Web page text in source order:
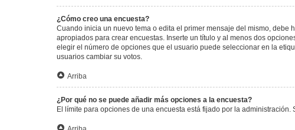
¿Cómo creo una encuesta?
Cuando inicia un nuevo tema o edita el primer mensaje del mismo,
apropiados para crear encuestas. Inserte un título y al menos dos
elegir el número de opciones que el usuario puede seleccionar en la
usuarios cambiar su votos.
Arriba
¿Por qué no se puede añadir más opciones a la encuesta?
El límite para opciones de una encuesta está fijado por la